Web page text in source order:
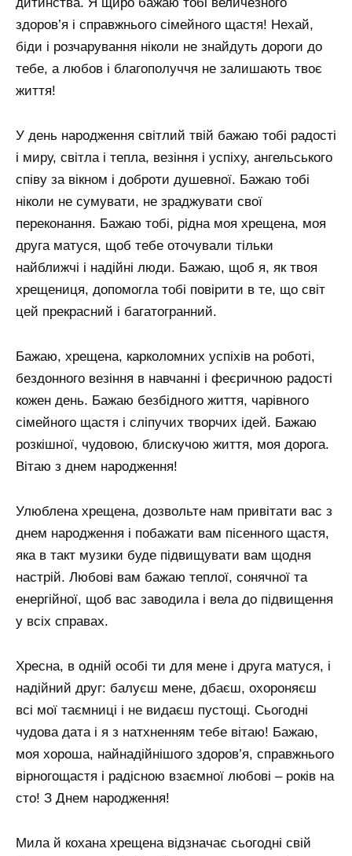
здоров’я і справжнього сімейного щастя! Нехай,
біди і розчарування ніколи не знайдуть дороги до
тебе, а любов і благополуччя не залишають твоє
життя!
У день народження світлий твій бажаю тобі радості
і миру, світла і тепла, везіння і успіху, ангельського
співу за вікном і доброти душевної. Бажаю тобі
ніколи не сумувати, не зраджувати свої
переконання. Бажаю тобі, рідна моя хрещена, моя
друга матуся, щоб тебе оточували тільки
найближчі і надійні люди. Бажаю, щоб я, як твоя
хрещениця, допомогла тобі повірити в те, що світ
цей прекрасний і багатогранний.
Бажаю, хрещена, карколомних успіхів на роботі,
бездонного везіння в навчанні і феєричною радості
кожен день. Бажаю безбідного життя, чарівного
сімейного щастя і сліпучих творчих ідей. Бажаю
розкішної, чудовою, блискучою життя, моя дорога.
Вітаю з днем ​​народження!
Улюблена хрещена, дозвольте нам привітати вас з
днем ​​народження і побажати вам пісенного щастя,
яка в такт музики буде підвищувати вам щодня
настрій. Любові вам бажаю теплої, сонячної та
енергійної, щоб вас заводила і вела до підвищення
у всіх справах.
Хресна, в одній особі ти для мене і друга матуся, і
надійний друг: балуєш мене, дбаєш, охороняєш
всі мої таємниці і не видаєш пустощі. Сьогодні
чудова дата і я з натхненням тебе вітаю! Бажаю,
моя хороша, найнадійнішого здоров’я, справжнього
вірногощастя і радісною взаємної любові – років на
сто! З Днем народження!
Мила й кохана хрещена відзначає сьогодні свій